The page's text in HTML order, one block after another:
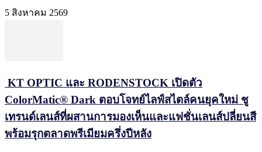
5 สิงหาคม 2569
KT OPTIC และ RODENSTOCK เปิดตัว
ColorMatic® Dark ตอบโจทย์ไลฟ์สไตล์คนยุคใหม่ ชู
เทรนด์เลนส์ที่ผสานการมองเห็นและแฟชั่นเลนส์ปลี่ยนสี
พร้อมรุกตลาดพรีเมียมครึ่งปีหลัง